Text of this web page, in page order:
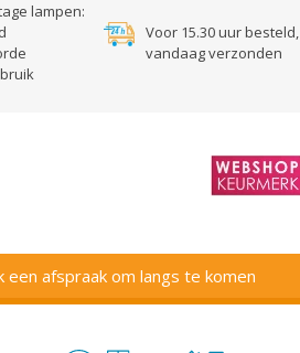
lampen:
Voor 15.30 uur besteld,
vandaag verzonden
een afspraak om langs te komen